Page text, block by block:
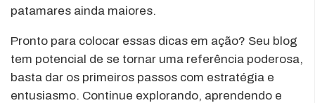
patamares ainda maiores.
Pronto para colocar essas dicas em ação? Seu blog
tem potencial de se tornar uma referência poderosa,
basta dar os primeiros passos com estratégia e
entusiasmo. Continue explorando, aprendendo e